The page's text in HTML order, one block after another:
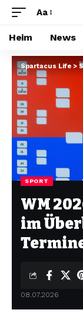
Aa
Heim News
Spartacus Life>
SPORT
WM
im
08.07.2026